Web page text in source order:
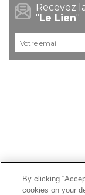
Recevez
"Le Lien".
Courriel*
By clicking
cookies on your